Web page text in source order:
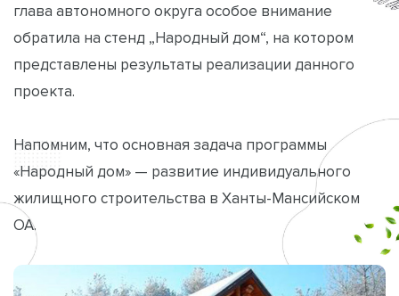
глава автономного округа особое внимание
обратила на стенд „Народный дом“, на котором
представлены результаты реализации данного
проекта.
Напомним, что основная задача программы
«Народный дом» — развитие индивидуального
жилищного строительства в Ханты-Мансийском
ОА.